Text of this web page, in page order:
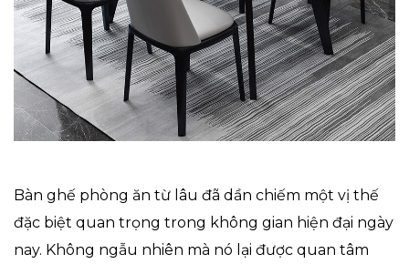
Bàn ghế phòng ăn từ lâu đã dần chiếm một vị thế
đặc biệt quan trọng trong không gian hiện đại ngày
nay. Không ngẫu nhiên mà nó lại được quan tâm